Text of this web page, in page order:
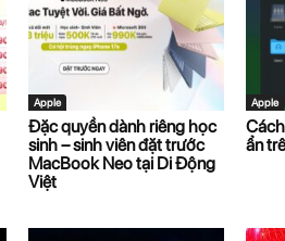
Apple
Đặc quyền dành riêng học
sinh – sinh viên đặt trước
MacBook Neo tại Di Động
Việt
Apple
ẩn